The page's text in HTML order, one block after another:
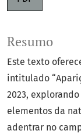
Resumo
Este texto
intitulado
2023,
elementos da
adentrar no